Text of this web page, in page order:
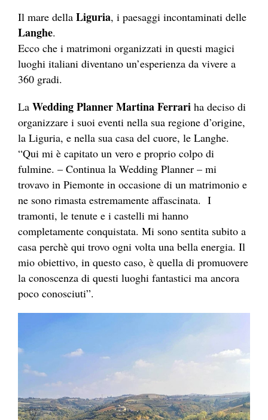
Il mare della Liguria, i paesaggi incontaminati delle
Langhe.
Ecco che i matrimoni organizzati in questi magici
luoghi italiani diventano un’esperienza da vivere a
360 gradi.
La Wedding Planner Martina Ferrari ha deciso di
organizzare i suoi eventi nella sua regione d’origine,
la Liguria, e nella sua casa del cuore, le Langhe.
“Qui mi è capitato un vero e proprio colpo di
fulmine. – Continua la Wedding Planner – mi
trovavo in Piemonte in occasione di un matrimonio e
ne sono rimasta estremamente affascinata. I
tramonti, le tenute e i castelli mi hanno
completamente conquistata. Mi sono sentita subito a
casa perchè qui trovo ogni volta una bella energia. Il
mio obiettivo, in questo caso, è quella di promuovere
la conoscenza di questi luoghi fantastici ma ancora
poco conosciuti”.